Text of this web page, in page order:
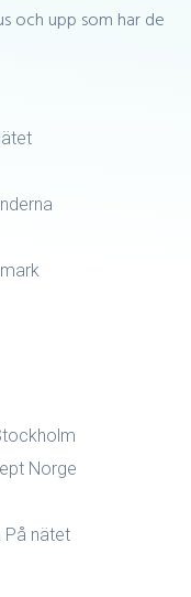
och upp som har de
Norge
På nätet